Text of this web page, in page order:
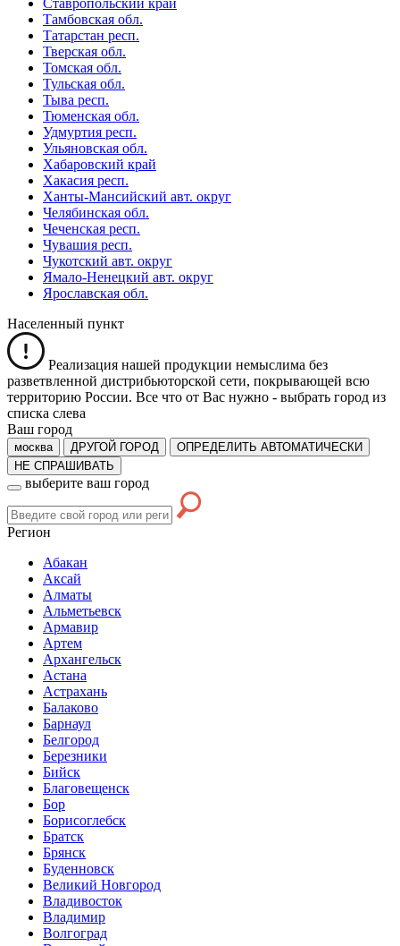
Ставропольский край
Тамбовская обл.
Татарстан респ.
Тверская обл.
Томская обл.
Тульская обл.
Тыва респ.
Тюменская обл.
Удмуртия респ.
Ульяновская обл.
Хабаровский край
Хакасия респ.
Ханты-Мансийский авт. округ
Челябинская обл.
Чеченская респ.
Чувашия респ.
Чукотский авт. округ
Ямало-Ненецкий авт. округ
Ярославская обл.
Населенный пункт
Реализация нашей продукции немыслима без
разветвленной дистрибьюторской сети, покрывающей всю
территорию России. Все что от Вас нужно - выбрать город из
списка слева
Ваш город
москва ДРУГОЙ ГОРОД
ОПРЕДЕЛИТЬ АВТОМАТИЧЕСКИ
НЕ СПРАШИВАТЬ
выберите ваш город
Регион
Абакан
Аксай
Алматы
Альметьевск
Армавир
Артем
Архангельск
Астана
Астрахань
Балаково
Барнаул
Белгород
Березники
Бийск
Благовещенск
Бор
Борисоглебск
Братск
Брянск
Буденновск
Великий Новгород
Владивосток
Владимир
Волгоград